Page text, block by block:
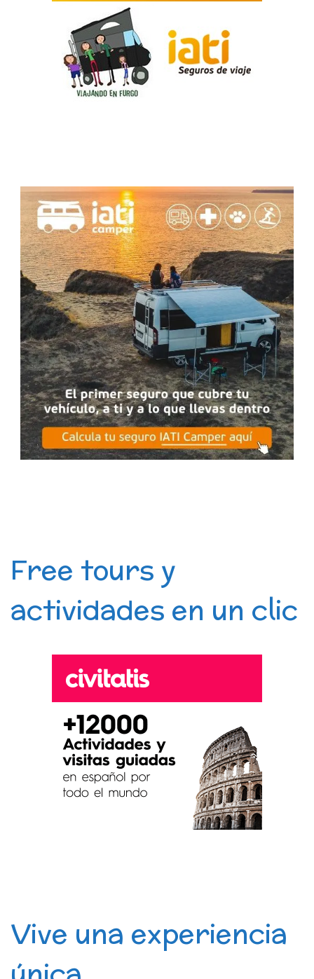
Free tours y
actividades en un clic
Vive una experiencia